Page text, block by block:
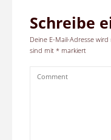
Schreibe
Deine E-Mail-Adresse
sind mit *markiert